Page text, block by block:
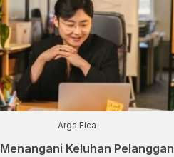
Arga Fica
Keluhan Pelanggan